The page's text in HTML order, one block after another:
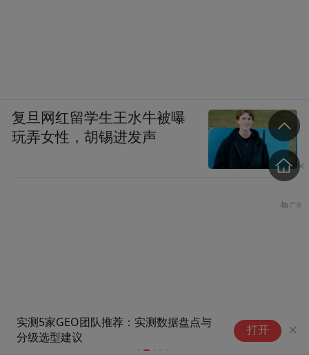
测数据盘点与 马斯克20年成事逻辑打开
复旦网红留学生王水牛被曝
玩弄女性，胡锡进发声